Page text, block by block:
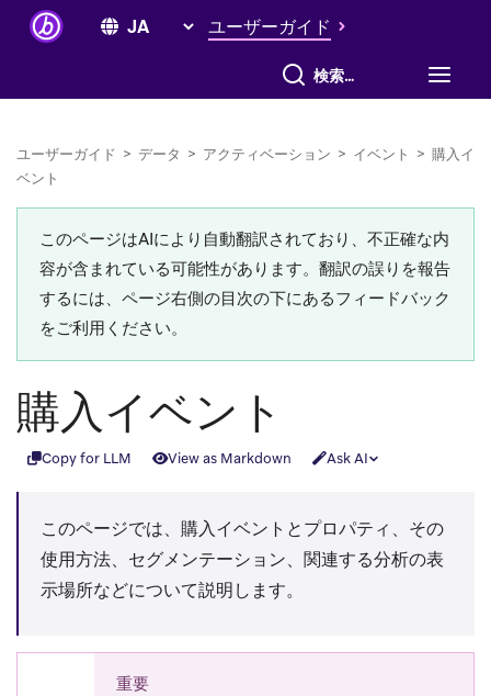
ユーザーガイド
すべて検索
ユーザーガイド > データ > アクティベーション > イベント > 購入イ
ベント
このページはAIにより自動翻訳されており、不正確な内
容が含まれている可能性があります。翻訳の誤りを報告
するには、ページ右側の目次の下にあるフィードバック
をご利用ください。
購入イベント
Copy for LLM View as Markdown Ask AI
このページでは、購入イベントとプロパティ、その
使用方法、セグメンテーション、関連する分析の表
示場所などについて説明します。
重要